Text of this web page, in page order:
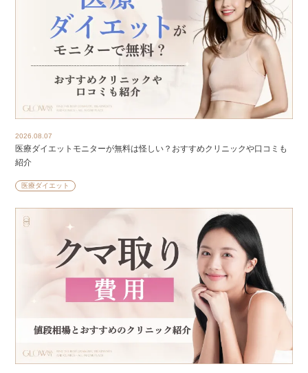
2026.08.07
医療ダイエットモニターが無料は怪しい？おすすめクリニックや口コミも
紹介
医療ダイエット